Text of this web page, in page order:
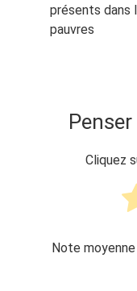
présents dans
pauvres
Cliquez
Note moyenne